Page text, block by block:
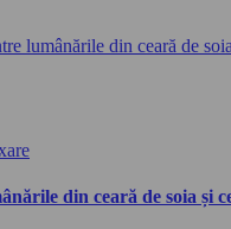
din ceară de soia și